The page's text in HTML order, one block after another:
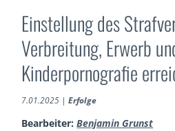
Einstellung des
Verbreitung, Erwerb
Kinderpornografie
7.01.2025 |Erfolge
Bearbeiter: Benjamin Grunst